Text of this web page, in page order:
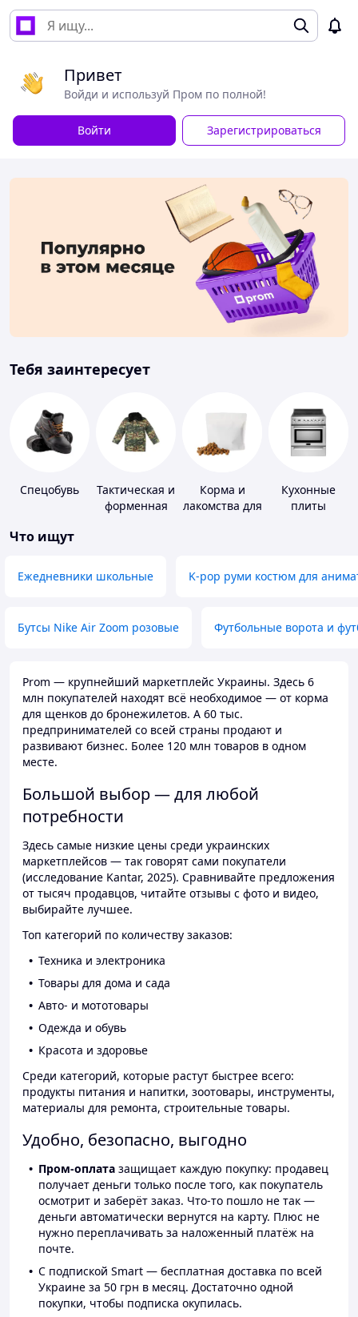
Привет
Войди и используй Пром по полной!
Войти Зарегистрироваться
Тебя заинтересует
Спецобувь
Тактическая и
форменная
Корма и
лакомства для
Кухонные
плиты
Что ищут
Ежедневники школьные K-pop руми костюм для
Бутсы Nike Air Zoom розовые Футбольные ворота и
Prom — крупнейший маркетплейс Украины. Здесь 6
млн покупателей находят всё необходимое — от корма
для щенков до бронежилетов. А 60 тыс.
предпринимателей со всей страны продают и
развивают бизнес. Более 120 млн товаров в одном
месте.
Большой выбор — для любой
потребности
Здесь самые низкие цены среди украинских
маркетплейсов — так говорят сами покупатели
(исследование Kantar, 2025). Сравнивайте предложения
от тысяч продавцов, читайте отзывы с фото и видео,
выбирайте лучшее.
Топ категорий по количеству заказов:
Техника и электроника
Товары для дома и сада
Авто- и мототовары
Одежда и обувь
Красота и здоровье
Среди категорий, которые растут быстрее всего:
продукты питания и напитки, зоотовары, инструменты,
материалы для ремонта, строительные товары.
Удобно, безопасно, выгодно
Пром-оплата защищает каждую покупку: продавец
получает деньги только после того, как покупатель
осмотрит и заберёт заказ. Что-то пошло не так —
деньги автоматически вернутся на карту. Плюс не
нужно переплачивать за наложенный платёж на
почте.
С подпиской Smart — бесплатная доставка по всей
Украине за 50 грн в месяц. Достаточно одной
покупки, чтобы подписка окупилась.